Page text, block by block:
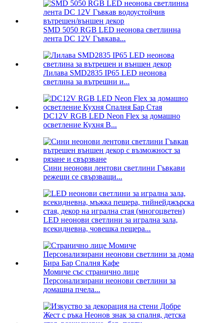
SMD 5050 RGB LED неонова светлинна
лента DC 12V Гъвкава...
Лилава SMD2835 IP65 LED неонова
светлина за вътрешни и...
DC12V RGB LED Neon Flex за домашно
осветление Кухня B...
Сини неонови лентови светлини Гъвкави
режещи се свързващи...
LED неонови светлини за игрална зала,
всекидневна, човешка пещера...
Момиче със странично лице
Персонализирани неонови светлини за
домашна пчела...